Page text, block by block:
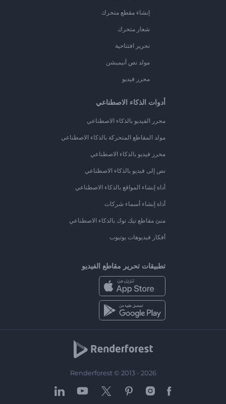
إنشاء مقطع متحرك
شعار متحرك
تحرير افتتاحية
مولد نص أنيميشن
محرر فيديو
أدوات الذكاء الاصطناعي
محرر الفيديو بالذكاء الاصطناعي
مولد المقاطع المتحركة بالذكاء الاصطناعي
محرر فيديو بالذكاء الاصطناعي
نص إلى فيديو بالذكاء الاصطناعي
أداة إنشاء المواقع بالذكاء الاصطناعي
أداة إنشاء أسماء شركات
منئ مقاطع تيك توك بالذكاء الاصطناعي
أفكار فيديوهات يوتيوب
تطبيقات تحرير مقاطع الفيديو
Renderforest © 2013 - 2026